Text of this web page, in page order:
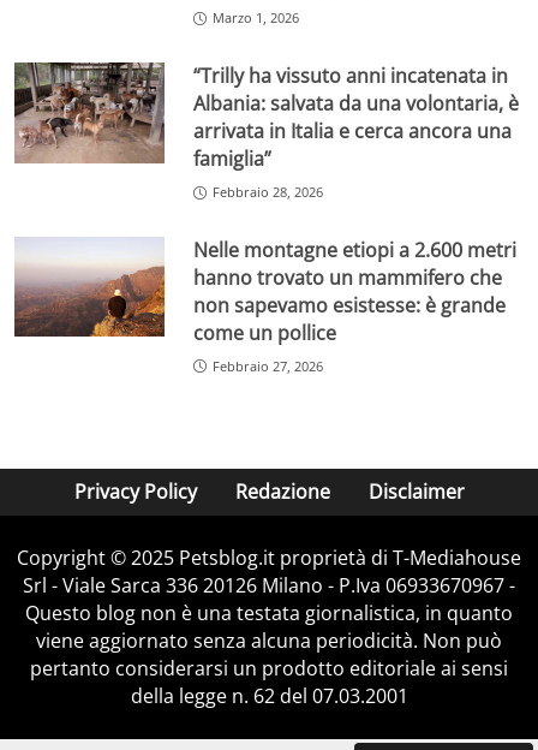
Marzo 1, 2026
“Trilly ha vissuto anni incatenata in
Albania: salvata da una volontaria, è
arrivata in Italia e cerca ancora una
famiglia”
Febbraio 28, 2026
Nelle montagne etiopi a 2.600 metri
hanno trovato un mammifero che
non sapevamo esistesse: è grande
come un pollice
Febbraio 27, 2026
Privacy Policy Redazione Disclaimer
Copyright © 2025 Petsblog.it proprietà di T-Mediahouse
Srl - Viale Sarca 336 20126 Milano - P.Iva 06933670967 -
Questo blog non è una testata giornalistica, in quanto
viene aggiornato senza alcuna periodicità. Non può
pertanto considerarsi un prodotto editoriale ai sensi
della legge n. 62 del 07.03.2001